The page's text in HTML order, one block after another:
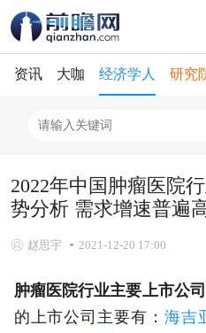
资讯 大咖 经济学人 研究
2022年中国肿瘤医院
势分析 需求增速普遍
赵思宇 2021-12-20 17:00
肿瘤医院行业主要上市公司
的上市公司主要有：海吉